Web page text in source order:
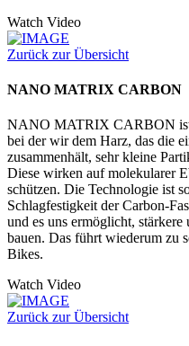
Watch Video
Zurück zur Übersicht
NANO MATRIX CARBON
NANO MATRIX CARBON ist
bei der wir dem Harz, das die
zusammenhält, sehr kleine
Diese wirken auf molekularer
schützen. Die Technologie ist
Schlagfestigkeit der Carbon-
und es uns ermöglicht,
bauen. Das führt wiederum zu
Bikes.
Watch Video
Zurück zur Übersicht